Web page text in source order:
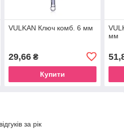
VULKAN Ключ комб. 6 мм
29,66₴
Купити
мм
за рік